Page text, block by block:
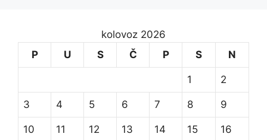
kolovoz 2026
P
U S Č P S N
1 2
3 4 5 6 7 8 9
10 11 12 13 14 15 16